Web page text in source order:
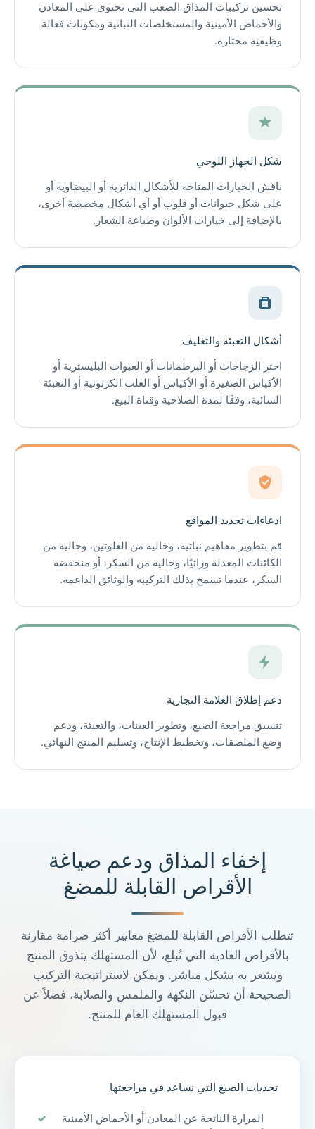
تحسين تركيبات المذاق الصعب التي تحتوي على المعادن
والأحماض الأمينية والمستخلصات النباتية ومكونات فعالة
وظيفية مختارة.
شكل الجهاز اللوحي
ناقش الخيارات المتاحة للأشكال الدائرية أو البيضاوية أو
على شكل حيوانات أو قلوب أو أي أشكال مخصصة أخرى،
بالإضافة إلى خيارات الألوان وطباعة الشعار.
أشكال التعبئة والتغليف
اختر الزجاجات أو البرطمانات أو العبوات البليسترية أو
الأكياس الصغيرة أو الأكياس أو العلب الكرتونية أو التعبئة
السائبة، وفقًا لمدة الصلاحية وقناة البيع.
ادعاءات تحديد المواقع
قم بتطوير مفاهيم نباتية، وخالية من الغلوتين، وخالية من
الكائنات المعدلة وراثيًا، وخالية من السكر، أو منخفضة
السكر، عندما تسمح بذلك التركيبة والوثائق الداعمة.
دعم إطلاق العلامة التجارية
تنسيق مراجعة الصيغ، وتطوير العينات، والتعبئة، ودعم
وضع الملصقات، وتخطيط الإنتاج، وتسليم المنتج النهائي.
إخفاء المذاق ودعم صياغة
الأقراص القابلة للمضغ
تتطلب الأقراص القابلة للمضغ معايير أكثر صرامة مقارنة
بالأقراص العادية التي تُبلع، لأن المستهلك يتذوق المنتج
ويشعر به بشكل مباشر. ويمكن لاستراتيجية التركيب
الصحيحة أن تحسّن النكهة والملمس والصلابة، فضلاً عن
قبول المستهلك العام للمنتج.
تحديات الصيغ التي نساعد في مراجعتها
المرارة الناتجة عن المعادن أو الأحماض الأمينية